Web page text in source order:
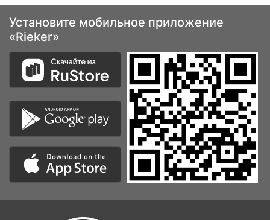
Установите мобильное приложение
«Rieker»